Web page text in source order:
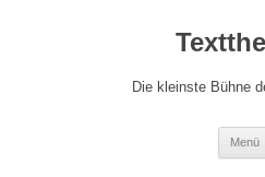
Die kleinste Bühne
Menü